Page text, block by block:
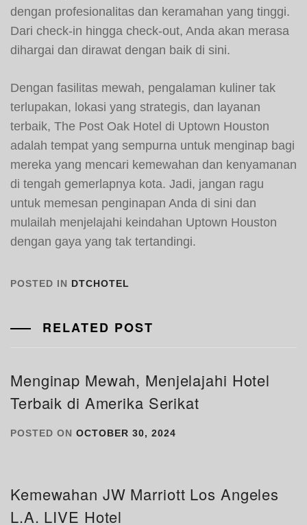
dengan profesionalitas dan keramahan yang tinggi.
Dari check-in hingga check-out, Anda akan merasa
dihargai dan dirawat dengan baik di sini.
Dengan fasilitas mewah, pengalaman kuliner tak
terlupakan, lokasi yang strategis, dan layanan
terbaik, The Post Oak Hotel di Uptown Houston
adalah tempat yang sempurna untuk menginap bagi
mereka yang mencari kemewahan dan kenyamanan
di tengah gemerlapnya kota. Jadi, jangan ragu
untuk memesan penginapan Anda di sini dan
mulailah menjelajahi keindahan Uptown Houston
dengan gaya yang tak tertandingi.
POSTED IN DTCHOTEL
RELATED POST
Menginap Mewah, Menjelajahi Hotel
Terbaik di Amerika Serikat
POSTED ON OCTOBER 30, 2024
Kemewahan JW Marriott Los Angeles
L.A. LIVE Hotel